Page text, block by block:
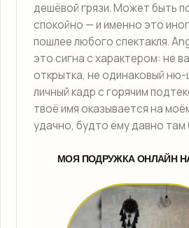
МОЯ ПОДРУЖКА ОНЛАЙН
дешёвой грязи. Может быть
спокойно — и именно это
пошлее любого спектакля.
это сигна с характером: не
открытка, не одинаковый
личный кадр с горячим
твоё имя оказывается на
удачно, будто ему давно там